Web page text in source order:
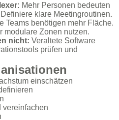
Mehr Personen bedeuten
Definiere klare Meetingroutinen.
Teams benötigen mehr Fläche.
modulare Zonen nutzen.
nicht: Veraltete Software
prüfen und
einschätzen
vereinfachen